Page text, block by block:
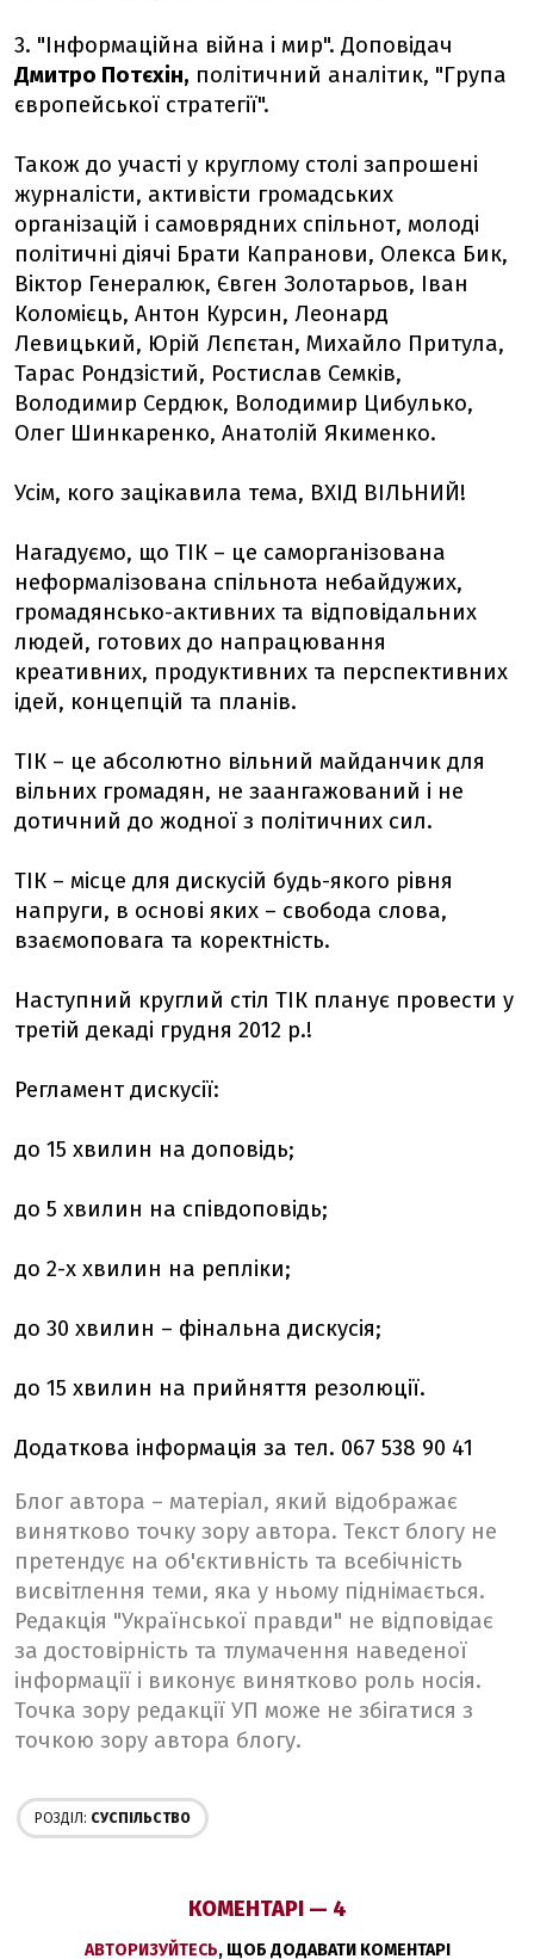
3. "Інформаційна війна і мир". Доповідач
Дмитро Потєхін, політичний аналітик, "Група
європейської стратегії".
Також до участі у круглому столі запрошені
журналісти, активісти громадських
організацій і самоврядних спільнот, молоді
політичні діячі Брати Капранови, Олекса Бик,
Віктор Генералюк, Євген Золотарьов, Іван
Коломієць, Антон Курсин, Леонард
Левицький, Юрій Лєпєтан, Михайло Притула,
Тарас Рондзістий, Ростислав Семків,
Володимир Сердюк, Володимир Цибулько,
Олег Шинкаренко, Анатолій Якименко.
Усім, кого зацікавила тема, ВХІД ВІЛЬНИЙ!
Нагадуємо, що ТІК – це саморганізована
неформалізована спільнота небайдужих,
громадянсько-активних та відповідальних
людей, готових до напрацювання
креативних, продуктивних та перспективних
ідей, концепцій та планів.
ТІК – це абсолютно вільний майданчик для
вільних громадян, не заангажований і не
дотичний до жодної з політичних сил.
ТІК – місце для дискусій будь-якого рівня
напруги, в основі яких – свобода слова,
взаємоповага та коректність.
Наступний круглий стіл ТІК планує провести у
третій декаді грудня 2012 р.!
Регламент дискусії:
до 15 хвилин на доповідь;
до 5 хвилин на співдоповідь;
до 2-х хвилин на репліки;
до 30 хвилин – фінальна дискусія;
до 15 хвилин на прийняття резолюції.
Додаткова інформація за тел. 067 538 90 41
Блог автора – матеріал, який відображає
винятково точку зору автора. Текст блогу не
претендує на об'єктивність та всебічність
висвітлення теми, яка у ньому піднімається.
Редакція "Української правди" не відповідає
за достовірність та тлумачення наведеної
інформації і виконує винятково роль носія.
Точка зору редакції УП може не збігатися з
точкою зору автора блогу.
РОЗДІЛ: СУСПІЛЬСТВО
КОМЕНТАРІ — 4
АВТОРИЗУЙТЕСЬ, ЩОБ ДОДАВАТИ КОМЕНТАРІ